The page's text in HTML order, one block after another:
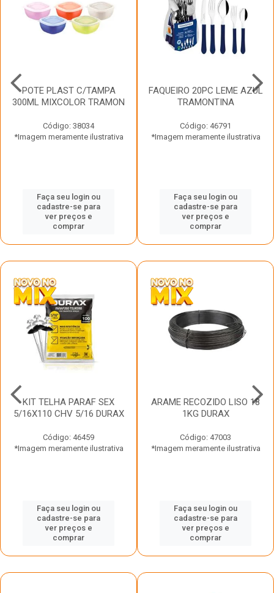
POTE PLAST C/TAMPA
300ML MIXCOLOR TRAMON
Código: 38034
*Imagem meramente ilustrativa
Faça seu login ou
cadastre-se para
ver preços e
comprar
FAQUEIRO 20PC LEME AZUL
TRAMONTINA
Código: 46791
*Imagem meramente ilustrativa
Faça seu login ou
cadastre-se para
ver preços e
comprar
KIT TELHA PARAF SEX
5/16X110 CHV 5/16 DURAX
Código: 46459
*Imagem meramente ilustrativa
Faça seu login ou
cadastre-se para
ver preços e
comprar
ARAME RECOZIDO LISO 18
1KG DURAX
Código: 47003
*Imagem meramente ilustrativa
Faça seu login ou
cadastre-se para
ver preços e
comprar